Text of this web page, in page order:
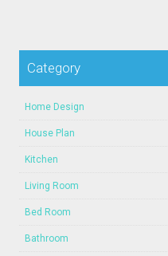
Category
Home Design
House Plan
Kitchen
Living Room
Bed Room
Bathroom